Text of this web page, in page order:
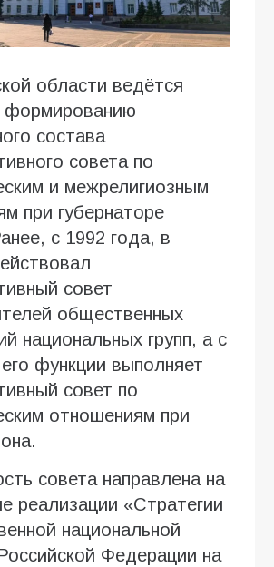
области ведётся
формированию
состава
совета по
и межрелигиозным
при губернаторе
с 1992 года, в
совет
общественных
национальных групп, а с
функции выполняет
совет по
отношениям при
совета направлена на
реализации «Стратегии
национальной
Федерации на